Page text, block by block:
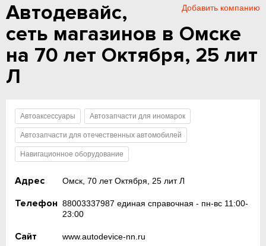
Добавить компанию
Автодевайc,
сеть магазинов в Омске
на 70 лет Октября, 25 лит
Л
Автоаксессуары Автозапчасти для иномарок
Автозапчасти для отечественных автомобилей
Навигационное оборудование
Адрес Омск, 70 лет Октября, 25 лит Л
Телефон 88003337987 единая справочная - пн-вс 11:00-
23:00
Сайт www.autodevice-nn.ru